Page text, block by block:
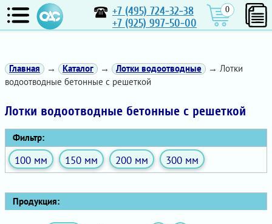
+7 (495) 724-32-38
+7 (925) 997-50-00
0
Главная → Каталог → Лотки водоотводные
→ Лотки
водоотводные бетонные с решеткой
Лотки водоотводные бетонные с решеткой
Фильтр:
100 мм 150 мм 200 мм 300 мм
Продукция: